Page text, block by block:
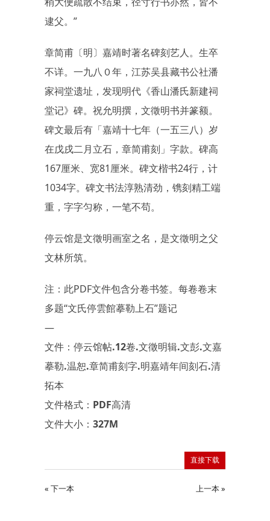
逮父。”
章简甫〔明〕嘉靖时著名碑刻艺人。生卒
不详。一九八０年，江苏吴县藏书公社潘
家祠堂遗址，发现明代《香山潘氏新建祠
堂记》碑。祝允明撰，文徵明书并篆额。
碑文最后有「嘉靖十七年（一五三八）岁
在戊戌二月立石，章简甫刻」字款。碑高
167厘米、宽81厘米。碑文楷书24行，计
1034字。碑文书法淳熟清劲，镌刻精工端
重，字字匀称，一笔不苟。
停云馆是文徵明画室之名，是文徵明之父
文林所筑。
注：此PDF文件包含分卷书签。每卷卷末
多题“文氏停雲館摹勒上石”题记
—
文件：停云馆帖.12卷.文徵明辑.文彭.文嘉
摹勒.温恕.章简甫刻字.明嘉靖年间刻石.清
拓本
文件格式：PDF高清
文件大小：327M
直接下载
« 下一本 上一本 »